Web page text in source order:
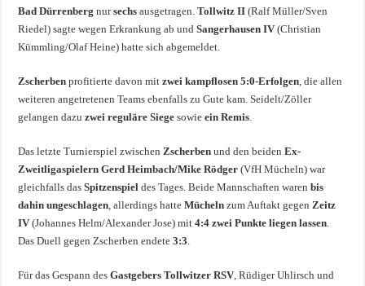
Bad Dürrenberg nursechs ausgetragen.Tollwitz II (Ralf Müller/Sven
Riedel) sagte wegen Erkrankung ab und Sangerhausen IV(Christian
Kümmling/Olaf Heine) hatte sich abgemeldet.
Zscherben profitierte davon mitzwei kampflosen 5:0-Erfolgen, die allen
weiteren angetretenen Teams ebenfalls zu Gute kam. Seidelt/Zöller
gelangen dazuzwei reguläre Siege sowieein Remis.
Das letzte Turnierspiel zwischenZscherben und den beidenEx-
Zweitligaspielern Gerd Heimbach/Mike Rödger (VfH Mücheln) war
gleichfalls dasSpitzenspiel des Tages. Beide Mannschaften warenbis
dahin ungeschlagen, allerdings hatteMücheln zum Auftakt gegenZeitz
IV(Johannes Helm/Alexander Jose) mit4:4 zwei Punkte liegen lassen.
Das Duell gegen Zscherben endete3:3.
Für das Gespann desGastgebers Tollwitzer RSV, Rüdiger Uhlirsch und